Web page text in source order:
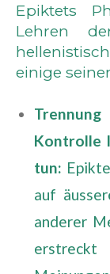
Epiktets
Lehren
einige
Kontrolle
tun:
auf
anderer